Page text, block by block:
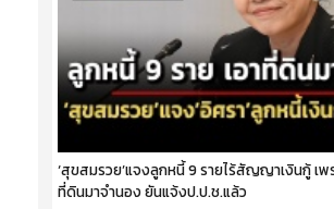
‘สุขสมรวย’แจงลูกหนี้ 9 รายไร้สัญญาเงินกู้ เพร
ที่ดินมาจำนอง ยันแจ้งป.ป.ช.แล้ว